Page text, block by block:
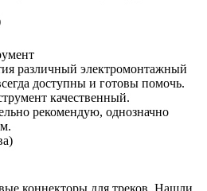
различный электромонтажный
доступны и готовы помочь.
качественный.
рекомендую, однозначно
коннекторы для треков. Нашли